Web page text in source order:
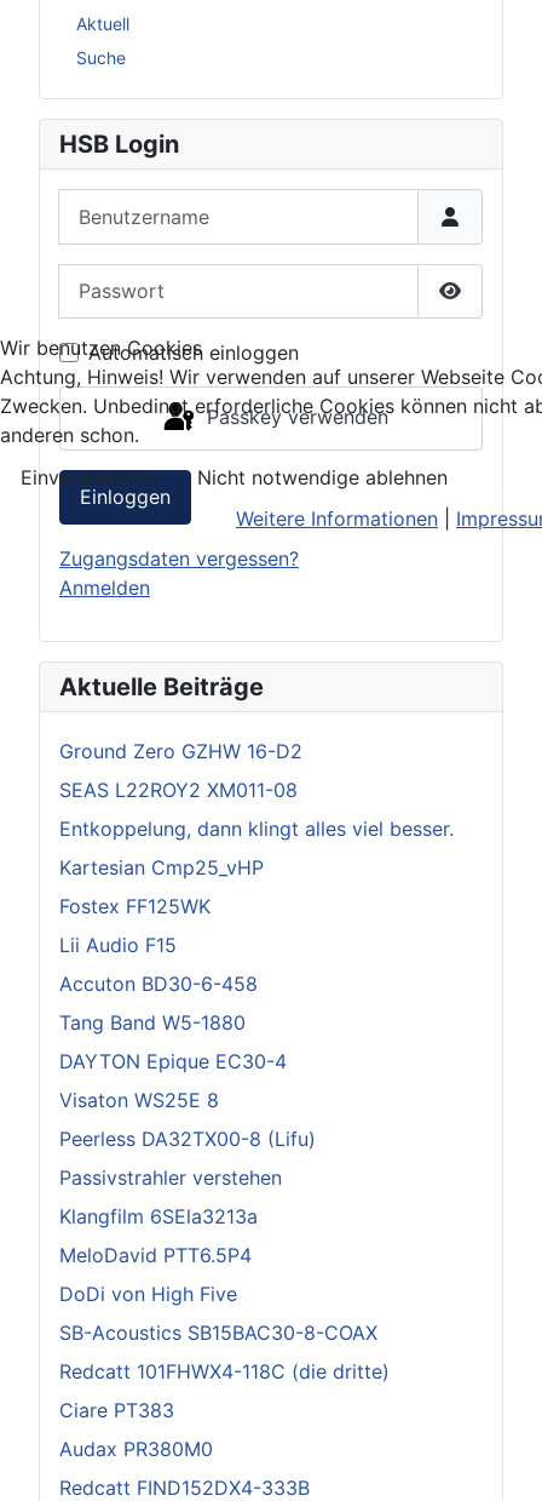
Aktuell
Suche
HSB Login
Passwort
Automatisch einloggen
Passkey verwenden
Einloggen
Zugangsdaten vergessen?
Anmelden
Aktuelle Beiträge
Ground Zero GZHW 16-D2
SEAS L22ROY2 XM011-08
Entkoppelung, dann klingt alles viel besser.
Kartesian Cmp25_vHP
Fostex FF125WK
Lii Audio F15
Accuton BD30-6-458
Tang Band W5-1880
DAYTON Epique EC30-4
Visaton WS25E 8
Peerless DA32TX00-8 (Lifu)
Passivstrahler verstehen
Klangfilm 6SEla3213a
MeloDavid PTT6.5P4
DoDi von High Five
SB-Acoustics SB15BAC30-8-COAX
Redcatt 101FHWX4-118C (die dritte)
Ciare PT383
Audax PR380M0
Redcatt FIND152DX4-333B
Wir benutzen Cookies
Achtung, Hinweis! Wir verwenden auf unserer Webseite
Zwecken. Unbedingt erforderliche Cookies können nicht
anderen schon.
Einverstanden
Nicht notwendige ablehnen
Weitere Informationen